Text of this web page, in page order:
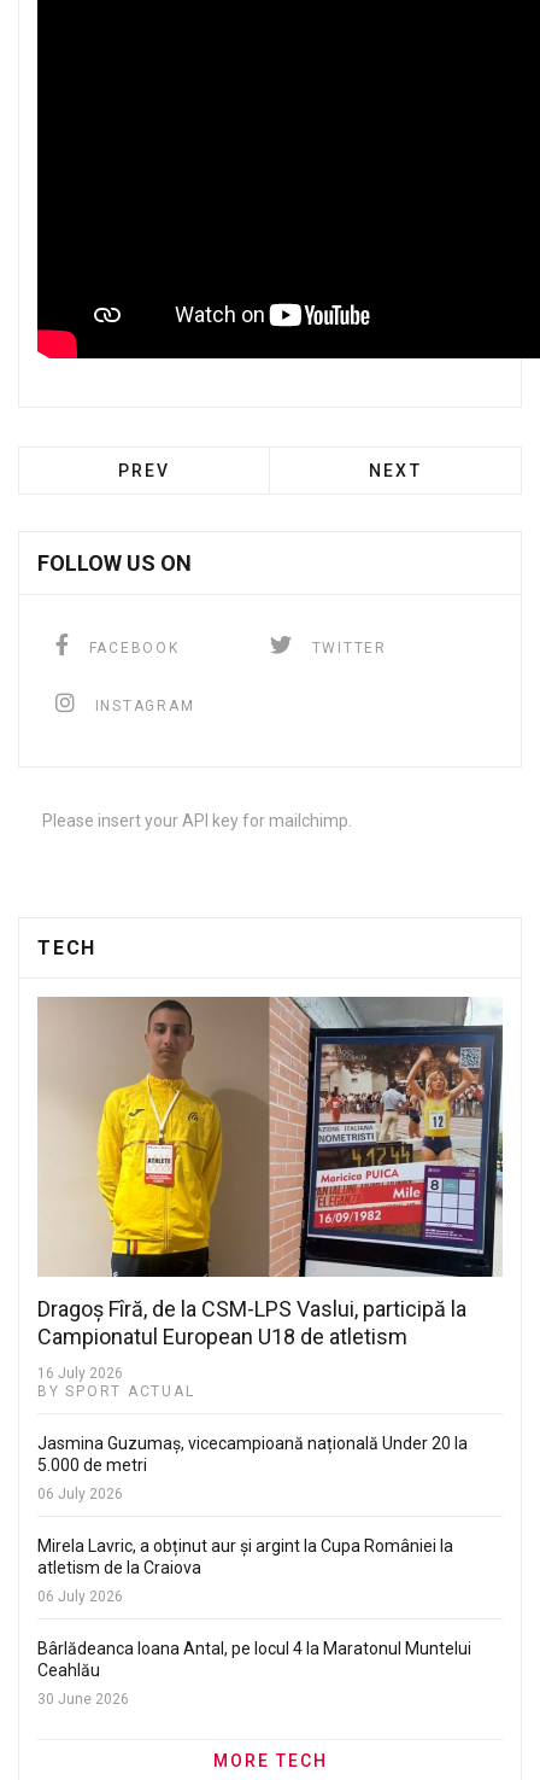
PREV NEXT
FOLLOW US ON
FACEBOOK TWITTER
INSTAGRAM
Please insert your API key for mailchimp.
TECH
Dragoș Fîră, de la CSM-LPS Vaslui, participă la
Campionatul European U18 de atletism
16 July 2026
BY SPORT ACTUAL
Jasmina Guzumaș, vicecampioană națională Under 20 la
5.000 de metri
06 July 2026
Mirela Lavric, a obținut aur și argint la Cupa României la
atletism de la Craiova
06 July 2026
Bârlădeanca Ioana Antal, pe locul 4 la Maratonul Muntelui
Ceahlău
30 June 2026
MORE TECH